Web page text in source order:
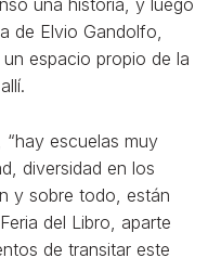
de Elvio Gandolfo,
espacio propio de la
“hay escuelas muy
diversidad en los
y sobre todo, están
del Libro, aparte
de transitar este